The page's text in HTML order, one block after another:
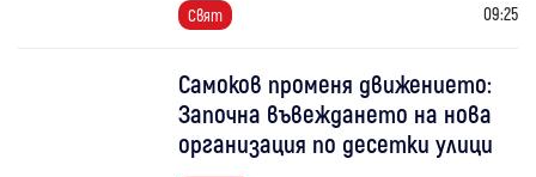
Свят 09:25
Самоков променя движението:
Започна въвеждането на нова
организация по десетки улици